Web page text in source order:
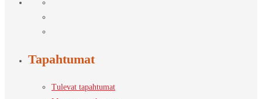
Tapahtumat
Tulevat tapahtumat